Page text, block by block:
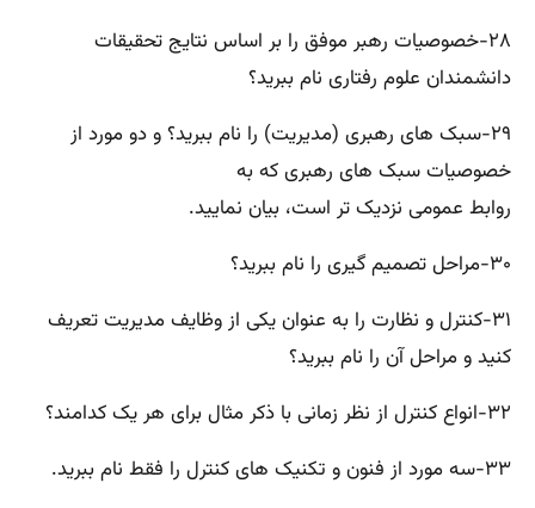
۲۸-خصوصیات رهبر موفق را بر اساس نتایج تحقیقات
دانشمندان علوم رفتاری نام ببرید؟
۲۹-سبک های رهبری (مدیریت) را نام ببرید؟ و دو مورد از
خصوصیات سبک های رهبری که به
روابط عمومی نزدیک تر است، بیان نمایید.
۳۰-مراحل تصمیم گیری را نام ببرید؟
۳۱-کنترل و نظارت را به عنوان یکی از وظایف مدیریت تعریف
کنید و مراحل آن را نام ببرید؟
۳۲-انواع کنترل از نظر زمانی با ذکر مثال برای هر یک کدامند؟
۳۳-سه مورد از فنون و تکنیک های کنترل را فقط نام ببرید.